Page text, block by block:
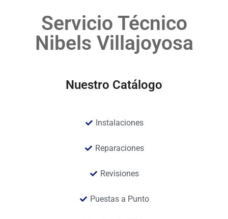
Servicio Técnico
Nibels Villajoyosa
Nuestro Catálogo
Instalaciones
Reparaciones
Revisiones
Puestas a Punto